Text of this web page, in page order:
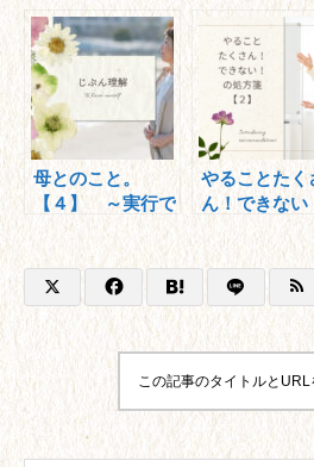
＜前編＞
＜後編＞
母とのこと。
【４】 ～実行で
きない、アダルト
チルドレンの仲間
たちへ～
やることたく
ん！できない
処方箋【２】
この記事のタイトルとURL